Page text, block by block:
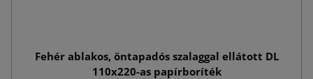
Fehér ablakos, öntapadós szalaggal ellátott DL
110x220-as papírboríték